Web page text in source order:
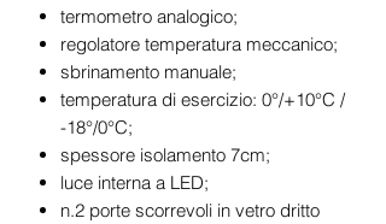
termometro analogico;
regolatore temperatura meccanico;
sbrinamento manuale;
temperatura di esercizio: 0°/+10°C /
-18°/0°C;
spessore isolamento 7cm;
luce interna a LED;
n.2 porte scorrevoli in vetro dritto